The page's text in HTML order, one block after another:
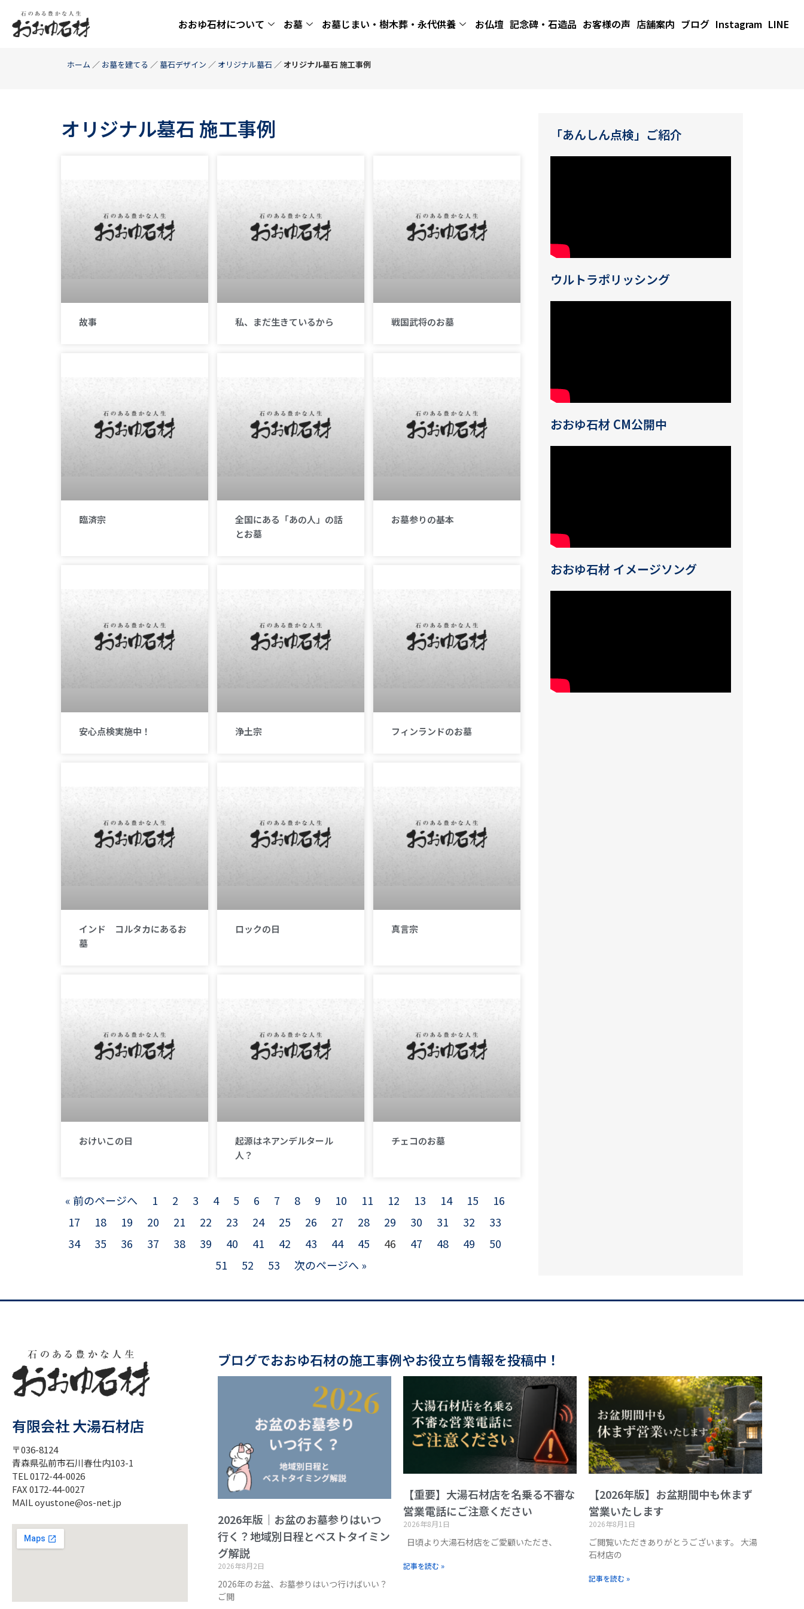
おおゆ石材について お墓 お墓じまい・樹木葬・永代供養 お仏壇 記念碑・石造品 お客様の声 店舗案内 ブログ Instagram LINE
ホーム ／ お墓を建てる ／ 墓石デザイン ／ オリジナル墓石 ／ オリジナル墓石 施工事例
オリジナル墓石 施工事例
故事 私、まだ生きているから 戦国武将のお墓
臨済宗
全国にある「あの人」の話
とお墓
お墓参りの基本
安心点検実施中！ 浄土宗 フィンランドのお墓
インド コルタカにあるお
墓
ロックの日 真言宗
おけいこの日
起源はネアンデルタール
人？
チェコのお墓
« 前のページへ 1 2 3 4 5 6 7 8 9 10 11 12 13 14 15
16
17
18 19 20 21 22 23 24 25 26 27 28 29 30 31 32
33
34
35 36 37 38 39 40 41 42 43 44 45 46 47 48 49
50
51
52 53 次のページへ »
「あんしん点検」ご紹介
ウルトラポリッシング
おおゆ石材 CM公開中
おおゆ石材 イメージソング
有限会社 大湯石材店
〒036-8124
青森県弘前市石川春仕内103-1
TEL 0172-44-0026
FAX 0172-44-0027
MAIL oyustone@os-net.jp
ブログでおおゆ石材の施工事例やお役立ち情報を投稿中！
2026年版｜お盆のお墓参りはいつ
行く？地域別日程とベストタイミン
グ解説
2026年8月2日
2026年のお盆、お墓参りはいつ行けばいい？
ご閲
【重要】大湯石材店を名乗る不審な
営業電話にご注意ください
2026年8月1日
日頃より大湯石材店をご愛顧いただき、
記事を読む »
【2026年版】お盆期間中も休まず
営業いたします
2026年8月1日
ご閲覧いただきありがとうございます。 大湯
石材店の
記事を読む »